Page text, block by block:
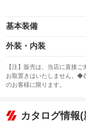
基本装備
エアバッグ：運転席/助
：装備あり
：装備あり
サンルーフ
：装備なし
リフトアップ
：装備なし
外装・内装
カーナビ：メモリーナ
：装備あり
TV：フルセグ
：装備あり
ビジュアル：-／DVD再
：装備あり
【注】販売は、当店に直接
お取置きはいたしません。◆
のお客様に限ります。
カタログ情報